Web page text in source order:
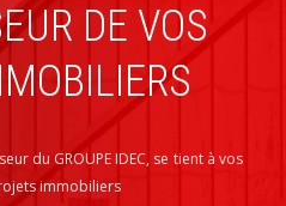
DE VOS
du GROUPE IDEC, se tient à vos
immobiliers